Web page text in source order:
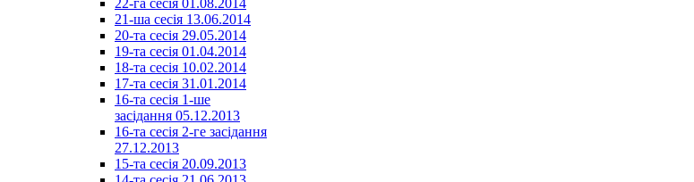
22-га сесія 01.08.2014
21-ша сесія 13.06.2014
20-та сесія 29.05.2014
19-та сесія 01.04.2014
18-та сесія 10.02.2014
17-та сесія 31.01.2014
16-та сесія 1-ше
засідання 05.12.2013
16-та сесія 2-ге засідання
27.12.2013
15-та сесія 20.09.2013